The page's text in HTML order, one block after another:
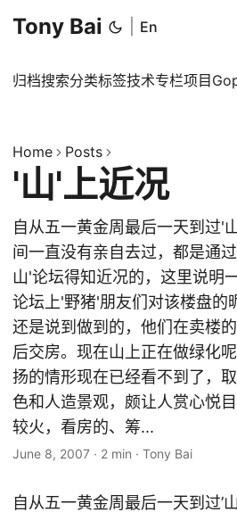
Tony Bai En
归档搜索分类标签技术专栏项目
Home Posts
'山'上近况
自从五一黄金周最后一天到过'
间一直没有亲自去过，都是通
山'论坛得知近况的，这里说明
论坛上'野猪'朋友们对该楼盘的
还是说到做到的，他们在卖楼
后交房。现在山上正在做绿化
扬的情形现在已经看不到了，
色和人造景观，颇让人赏心悦
较火，看房的、筹...
June 8, 2007 · 2 min · Tony Bai
自从五一黄金周最后一天到过’